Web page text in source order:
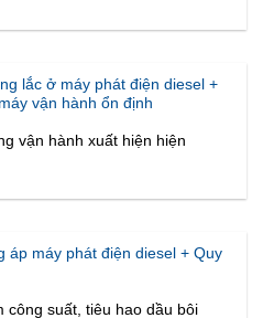
lắc ở máy phát điện diesel +
vận hành ổn định
vận hành xuất hiện hiện
áp máy phát điện diesel + Quy
công suất, tiêu hao dầu bôi